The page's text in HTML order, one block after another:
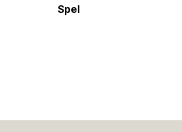
Spel